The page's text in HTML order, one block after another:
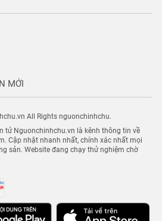
MỚI
All Rights nguonchinhchu.
tử Nguonchinhchu.vn là kênh thông tin về
Cập nhật nhanh nhất, chính xác nhất mọi
sản. Website đang chạy thử nghiệm chờ